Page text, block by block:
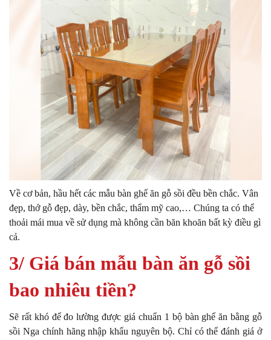
Về cơ bản, hầu hết các mẫu bàn ghế ăn gỗ sồi đều bền chắc. Vân
đẹp, thớ gỗ đẹp, dày, bền chắc, thẩm mỹ cao,… Chúng ta có thể
thoải mái mua về sử dụng mà không cần băn khoăn bất kỳ điều gì
cả.
3/ Giá bán mẫu bàn ăn gỗ sồi
bao nhiêu tiền?
Sẽ rất khó để đo lường được giá chuẩn 1 bộ bàn ghế ăn bằng gỗ
sồi Nga chính hãng nhập khẩu nguyên bộ. Chỉ có thể đánh giá ở